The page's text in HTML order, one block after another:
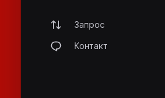
Запрос
Контакт